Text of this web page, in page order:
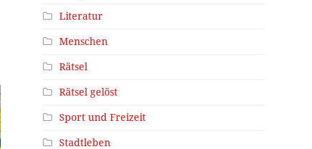
Literatur
Menschen
Rätsel
Rätsel gelöst
Sport und Freizeit
Stadtleben